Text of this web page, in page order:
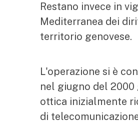
Restano invece in
Mediterranea dei
territorio genovese.
L'operazione si è
nel giugno del
ottica inizialmente
di